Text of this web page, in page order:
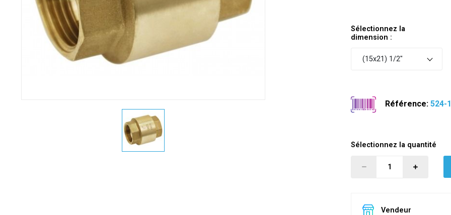
Sélectionnez la
dimension :
(15x21) 1/2"
Référence:524-
Sélectionnez la quantité
Vendeur